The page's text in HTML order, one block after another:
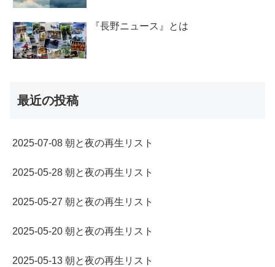
『長野ニュース』とは
最近の投稿
2025-07-08 朝と夜の再生リスト
2025-05-28 朝と夜の再生リスト
2025-05-27 朝と夜の再生リスト
2025-05-20 朝と夜の再生リスト
2025-05-13 朝と夜の再生リスト